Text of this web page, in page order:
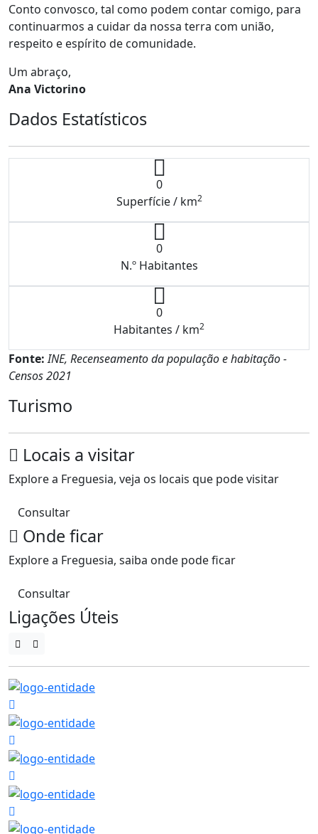
Conto convosco, tal como podem contar comigo, para
continuarmos a cuidar da nossa terra com união,
respeito e espírito de comunidade.
Um abraço,
Ana Victorino
Dados Estatísticos
0
Superfície / km2
0
N.º Habitantes
0
Habitantes / km2
Fonte:INE, Recenseamento da população e habitação -
Censos 2021
Turismo
Locais a visitar
Explore a Freguesia, veja os locais que pode visitar
Consultar
Onde ficar
Explore a Freguesia, saiba onde pode ficar
Consultar
Ligações Úteis